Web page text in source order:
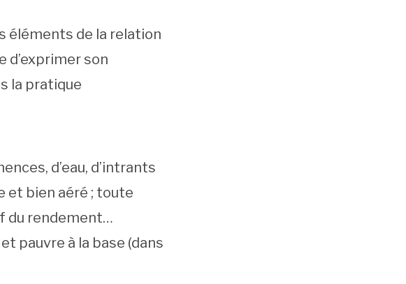
éléments de la relation
d’exprimer son
la pratique
d’eau, d’intrants
et bien aéré ; toute
du rendement…
pauvre à la base (dans